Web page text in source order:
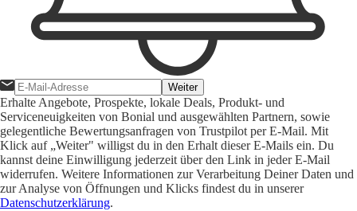
Weiter
Erhalte Angebote, Prospekte, lokale Deals, Produkt- und
Serviceneuigkeiten von Bonial und ausgewählten Partnern, sowie
gelegentliche Bewertungsanfragen von Trustpilot per E-Mail. Mit
Klick auf „Weiter" willigst du in den Erhalt dieser E-Mails ein. Du
kannst deine Einwilligung jederzeit über den Link in jeder E-Mail
widerrufen. Weitere Informationen zur Verarbeitung Deiner Daten und
zur Analyse von Öffnungen und Klicks findest du in unserer
Datenschutzerklärung.